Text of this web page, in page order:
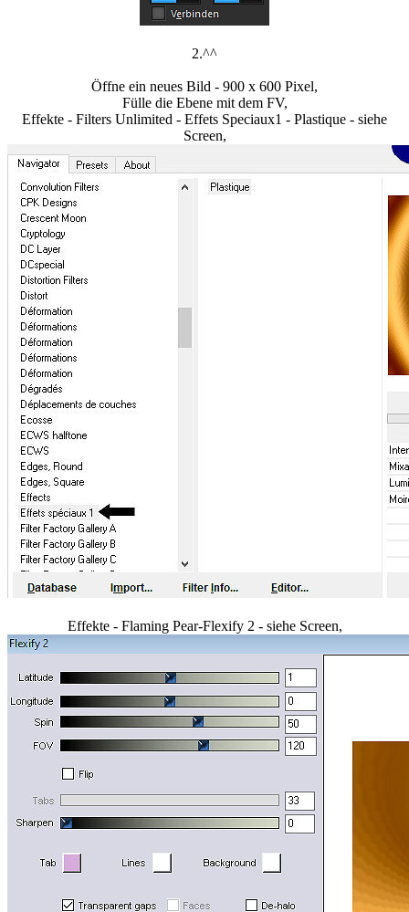
2.^^
Öffne ein neues Bild - 900 x 600 Pixel,
Fülle die Ebene mit dem FV,
Effekte - Filters Unlimited - Effets Speciaux1 - Plastique - siehe
Screen,
Effekte - Flaming Pear-Flexify 2 - siehe Screen,